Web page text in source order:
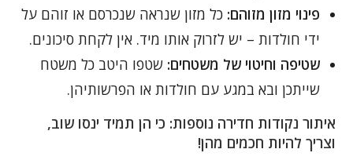
פינוי מזון מזוהם: כל מזון שנראה שנכרסם או זוהם על
ידי חולדות – יש לזרוק אותו מיד. אין לקחת סיכונים.
שטיפה וחיטוי של משטחים: שטפו היטב כל משטח
שייתכן ובא במגע עם חולדות או הפרשותיהן.
איתור נקודות חדירה נוספות: כי הן תמיד ינסו שוב,
וצריך להיות חכמים מהן!